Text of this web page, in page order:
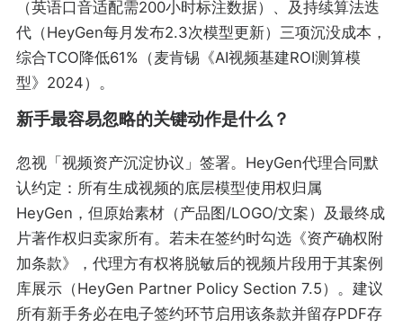
（英语口音适配需200小时标注数据）、及持续算法迭
代（HeyGen每月发布2.3次模型更新）三项沉没成本，
综合TCO降低61%（麦肯锡《AI视频基建ROI测算模
型》2024）。
新手最容易忽略的关键动作是什么？
忽视「视频资产沉淀协议」签署。HeyGen代理合同默
认约定：所有生成视频的底层模型使用权归属
HeyGen，但原始素材（产品图/LOGO/文案）及最终成
片著作权归卖家所有。若未在签约时勾选《资产确权附
加条款》，代理方有权将脱敏后的视频片段用于其案例
库展示（HeyGen Partner Policy Section 7.5）。建议
所有新手务必在电子签约环节启用该条款并留存PDF存